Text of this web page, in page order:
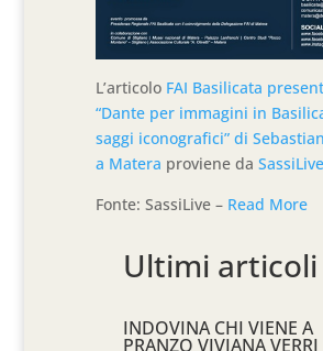
L’articolo FAI Basilicata
“Dante per immagini in
saggi iconografici” di
a Matera proviene daSassiLive
Fonte: SassiLive – Read More
Ultimi articoli
INDOVINA CHI VIENE A
PRANZO VIVIANA VERRI